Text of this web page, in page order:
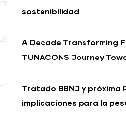
sostenibilidad
A Decade Transforming
TUNACONS Journey
Tratado BBNJ y próxima
implicaciones para la